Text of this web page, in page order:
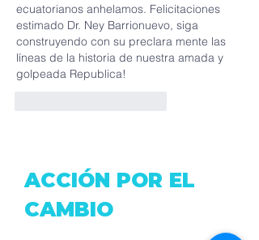
ecuatorianos anhelamos. Felicitaciones
estimado Dr. Ney Barrionuevo, siga
construyendo con su preclara mente las
líneas de la historia de nuestra amada y
golpeada Republica!
ACCIÓN POR EL
CAMBIO